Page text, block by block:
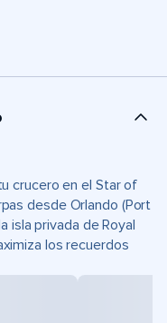
crucero en el Star of
desde Orlando (Port
isla privada de Royal
los recuerdos